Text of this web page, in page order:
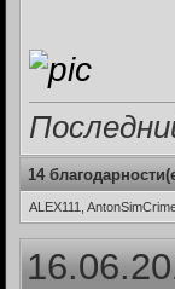
14
ALEX111,